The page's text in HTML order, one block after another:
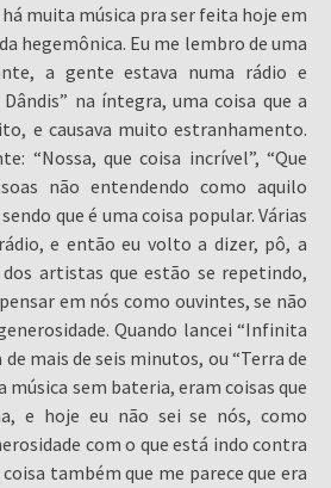
muita música pra ser feita hoje em
hegemônica. Eu me lembro de uma
a gente estava numa rádio e
na íntegra, uma coisa que a
e causava muito estranhamento.
“Nossa, que coisa incrível”, “Que
não entendendo como aquilo
que é uma coisa popular. Várias
e então eu volto a dizer, pô, a
artistas que estão se repetindo,
em nós como ouvintes, se não
Quando lancei “Infinita
de mais de seis minutos, ou “Terra de
música sem bateria, eram coisas que
e hoje eu não sei se nós, como
com o que está indo contra
também que me parece que era